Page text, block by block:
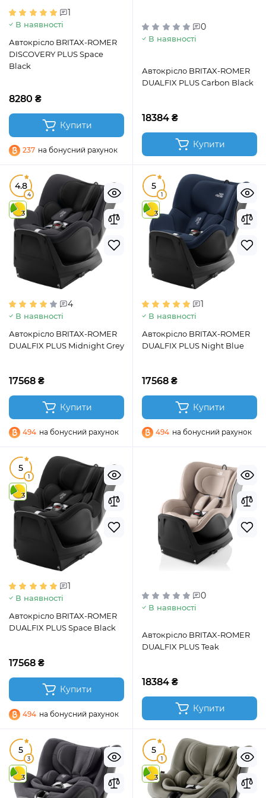
1
В наявності
Автокрісло BRITAX-ROMER
DISCOVERY PLUS Space
Black
8280 ₴
Купити
237 на бонусний рахунок
0
В наявності
Автокрісло BRITAX-ROMER
DUALFIX PLUS Carbon Black
18384 ₴
Купити
4.8
4
3
4
В наявності
Автокрісло BRITAX-ROMER
DUALFIX PLUS Midnight Grey
17568 ₴
Купити
494 на бонусний рахунок
5
1
3
1
В наявності
Автокрісло BRITAX-ROMER
DUALFIX PLUS Night Blue
17568 ₴
Купити
494 на бонусний рахунок
5
1
3
1
В наявності
Автокрісло BRITAX-ROMER
DUALFIX PLUS Space Black
17568 ₴
Купити
494 на бонусний рахунок
0
В наявності
Автокрісло BRITAX-ROMER
DUALFIX PLUS Teak
18384 ₴
Купити
5
3
3
5
1
3